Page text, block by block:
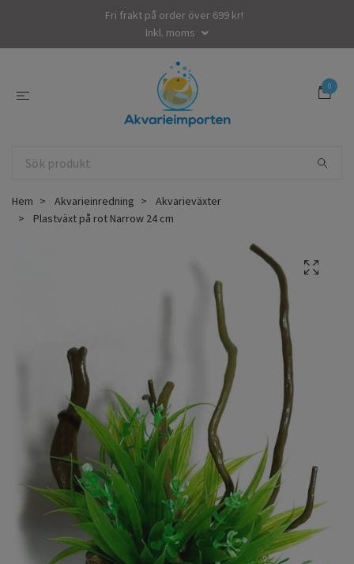
Fri frakt på order över 699 kr!
Inkl. moms
0
Hem Akvarieinredning
Akvarieväxter
Plastväxt på rot Narrow 24 cm